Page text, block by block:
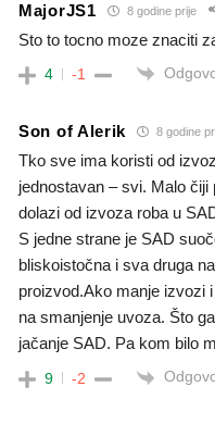
MajorJS1 8 godine prije
Sto to tocno moze znaciti
4 -1
Son of Alerik 8 godine
Tko sve ima koristi od
jednostavan – svi. Malo
dolazi od izvoza roba u
S jedne strane je SAD
bliskoistočna i sva druga
proizvod.Ako manje izvozi i
na smanjenje uvoza. Što
jačanje SAD. Pa kom bilo
9 -2